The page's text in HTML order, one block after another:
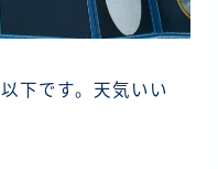
下です。天気いい